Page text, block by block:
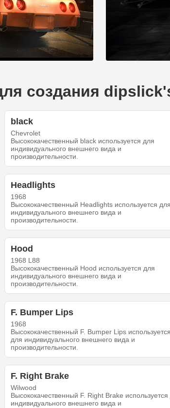
создания
black
Chevrolet
Высококачественный black используется для
индивидуального внешнего вида и
производительности.
Headlights
1968
Высококачественный Headlights используется для
индивидуального внешнего вида и
производительности.
Hood
1968 L88
Высококачественный Hood используется для
индивидуального внешнего вида и
производительности.
F. Bumper Lips
1968
Высококачественный F. Bumper Lips используется
для индивидуального внешнего вида и
производительности.
F. Right Brake
Wilwood
Высококачественный F. Right Brake используется
индивидуального внешнего вида и